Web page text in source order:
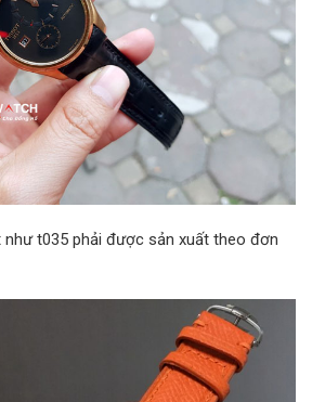
t035 phải được sản xuất theo đơn